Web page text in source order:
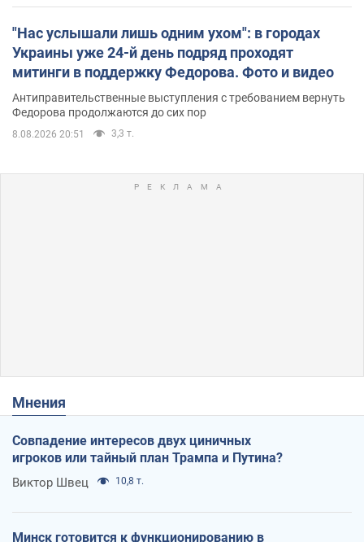
"Нас услышали лишь одним ухом": в городах
Украины уже 24-й день подряд проходят
митинги в поддержку Федорова. Фото и видео
Антиправительственные выступления с требованием вернуть
Федорова продолжаются до сих пор
8.08.2026 20:51 3,3 т.
Мнения
Совпадение интересов двух циничных
игроков или тайный план Трампа и Путина?
Виктор Швец 10,8 т.
Минск готовится к функционированию в